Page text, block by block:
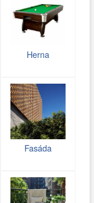
Herna
Fasáda